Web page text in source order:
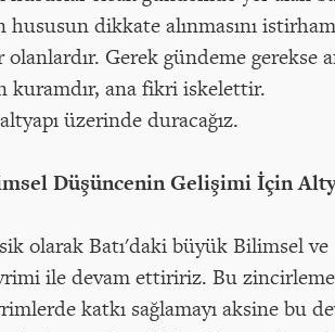
hususun dikkate alınmasını
olanlardır. Gerek gündeme gerekse
kuramdır, ana fikri iskelettir.
üzerinde duracağız.
Düşüncenin Gelişimi İçin
olarak Batı'daki büyük Bilimsel
ile devam ettiririz. Bu zincirleme
katkı sağlamayı aksine bu